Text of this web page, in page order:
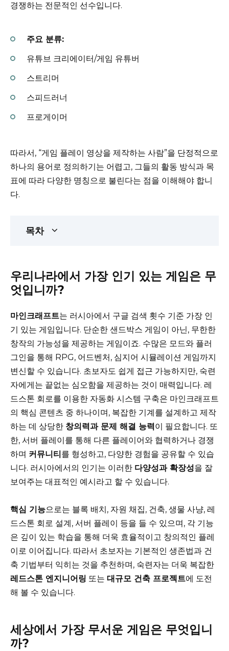
경쟁하는 전문적인 선수입니다.
주요 분류:
유튜브 크리에이터/게임 유튜버
스트리머
스피드러너
프로게이머
따라서, “게임 플레이 영상을 제작하는 사람”을 단정적으로
하나의 용어로 정의하기는 어렵고, 그들의 활동 방식과 목
표에 따라 다양한 명칭으로 불린다는 점을 이해해야 합니
다.
목차
우리나라에서 가장 인기 있는 게임은 무
엇입니까?
마인크래프트는 러시아에서 구글 검색 횟수 기준 가장 인
기 있는 게임입니다. 단순한 샌드박스 게임이 아닌, 무한한
창작의 가능성을 제공하는 게임이죠. 수많은 모드와 플러
그인을 통해 RPG, 어드벤처, 심지어 시뮬레이션 게임까지
변신할 수 있습니다. 초보자도 쉽게 접근 가능하지만, 숙련
자에게는 끝없는 심오함을 제공하는 것이 매력입니다. 레
드스톤 회로를 이용한 자동화 시스템 구축은 마인크래프트
의 핵심 콘텐츠 중 하나이며, 복잡한 기계를 설계하고 제작
하는 데 상당한 창의력과 문제 해결 능력이 필요합니다. 또
한, 서버 플레이를 통해 다른 플레이어와 협력하거나 경쟁
하며 커뮤니티를 형성하고, 다양한 경험을 공유할 수 있습
니다. 러시아에서의 인기는 이러한 다양성과 확장성을 잘
보여주는 대표적인 예시라고 할 수 있습니다.
핵심 기능으로는 블록 배치, 자원 채집, 건축, 생물 사냥, 레
드스톤 회로 설계, 서버 플레이 등을 들 수 있으며, 각 기능
은 깊이 있는 학습을 통해 더욱 효율적이고 창의적인 플레
이로 이어집니다. 따라서 초보자는 기본적인 생존법과 건
축 기법부터 익히는 것을 추천하며, 숙련자는 더욱 복잡한
레드스톤 엔지니어링 또는 대규모 건축 프로젝트에 도전
해 볼 수 있습니다.
세상에서 가장 무서운 게임은 무엇입니
까?